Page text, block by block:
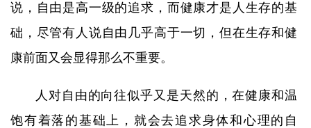
说，自由是高一级的追求，而健康才是人生存的基
础，尽管有人说自由几乎高于一切，但在生存和健
康前面又会显得那么不重要。
人对自由的向往似乎又是天然的，在健康和温
饱有着落的基础上，就会去追求身体和心理的自